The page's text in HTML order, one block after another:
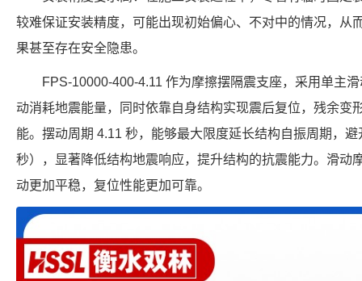
较难保证安装精度，可能出现初始偏心、不对中的情况，从
果甚至存在安全隐患。
FPS-10000-400-4.11 作为摩擦摆隔震支座，采用单主
动消耗地震能量，同时依靠自身结构实现震后复位，残余变
能。摆动周期 4.11 秒，能够最大限度延长结构自振周期，
秒），显著降低结构地震响应，提升结构的抗震能力。滑动
动更加平稳，复位性能更加可靠。